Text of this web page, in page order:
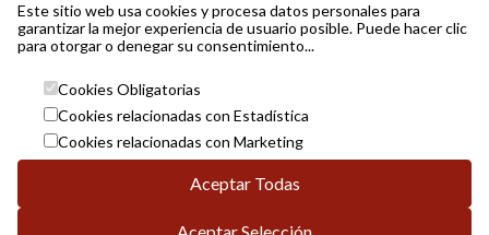
Este sitio web usa cookies y procesa datos personales para
garantizar la mejor experiencia de usuario posible. Puede hacer clic
para otorgar o denegar su consentimiento...
Cookies Obligatorias
Cookies relacionadas con Estadística
Cookies relacionadas con Marketing
Aceptar Todas